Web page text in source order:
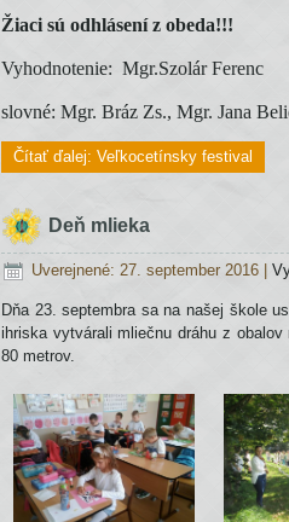
Žiaci sú odhlásení z obeda!!!
Vyhodnotenie: Mgr.Szolár Ferenc
slovné: Mgr. Bráz Zs., Mgr. Jana
Čítať ďalej: Veľkocetínsky festival
Deň mlieka
Uverejnené: 27. september 2016
Dňa 23. septembra sa na našej škole
ihriska vytvárali mliečnu dráhu z
80 metrov.